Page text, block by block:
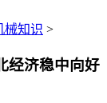
械知识 >
经济稳中向好